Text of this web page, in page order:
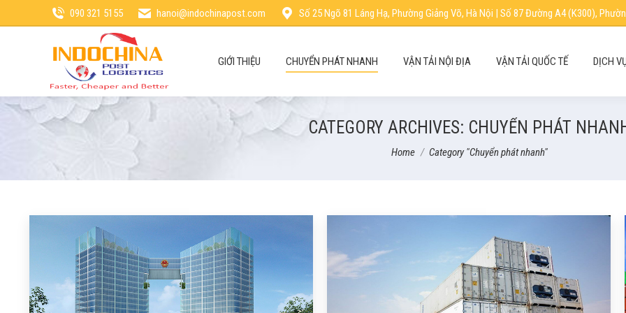
090 321 5155 hanoi@indochinapost.com Số 25 Ngõ 81 Láng Hạ, Phường Giảng Võ, Hà Nội | Số 87 Đường A4 (K300),
GIỚI THIỆU CHUYỂN PHÁT NHANH VẬN TẢI NỘI ĐỊA VẬN TẢI QUỐC TẾ DỊCH
CATEGORY ARCHIVES: CHUYỂN PHÁT
You are here:
Home Category "Chuyển phát nhanh"